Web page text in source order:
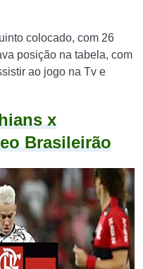
colocado, com 26
posição na tabela, com
ao jogo na Tv e
x
Brasileirão